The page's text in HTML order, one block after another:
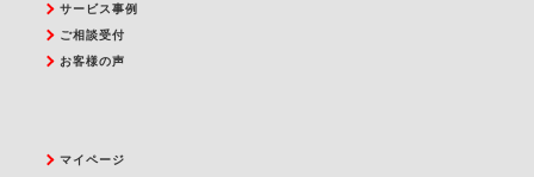
サービス事例
ご相談受付
お客様の声
マイページ